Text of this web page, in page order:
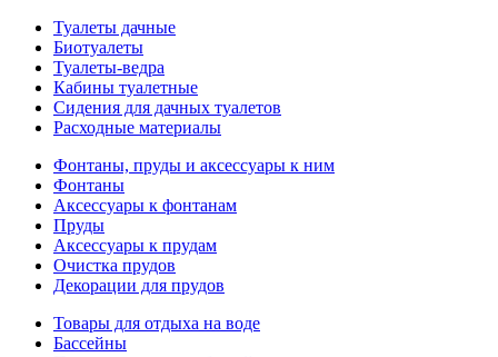
Туалеты дачные
Биотуалеты
Туалеты-ведра
Кабины туалетные
Сидения для дачных туалетов
Расходные материалы
Фонтаны, пруды и аксессуары к ним
Фонтаны
Аксессуары к фонтанам
Пруды
Аксессуары к прудам
Очистка прудов
Декорации для прудов
Товары для отдыха на воде
Бассейны